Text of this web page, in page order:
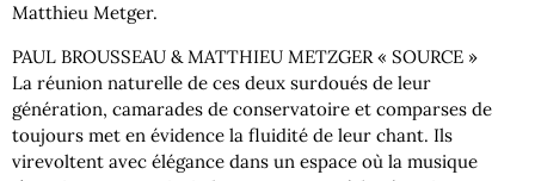
Matthieu Metger.
PAUL BROUSSEAU & MATTHIEU METZGER « SOURCE »
La réunion naturelle de ces deux surdoués de leur
génération, camarades de conservatoire et comparses de
toujours met en évidence la fluidité de leur chant. Ils
virevoltent avec élégance dans un espace où la musique